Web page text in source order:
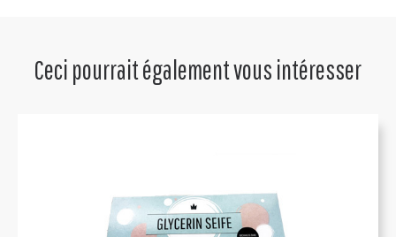
Ceci pourrait également vous intéresser